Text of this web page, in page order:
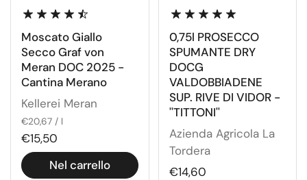
Moscato Giallo
Secco Graf von
Meran DOC 2025 -
Cantina Merano
Kellerei Meran
€20,67 / l
€15,50
Nel carrello
0,75l PROSECCO
SPUMANTE DRY
DOCG
VALDOBBIADENE
SUP. RIVE DI VIDOR -
''TITTONI''
Azienda Agricola La
Tordera
€14,60